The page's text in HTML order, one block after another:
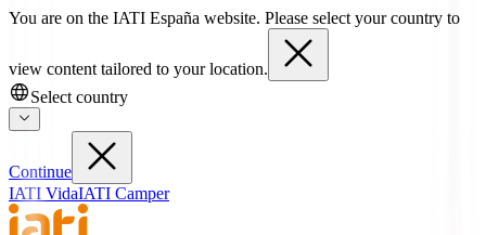
You are on the IATI España website. Please select your country to
view content tailored to your location.
Select country
Continue
IATI VidaIATI Camper